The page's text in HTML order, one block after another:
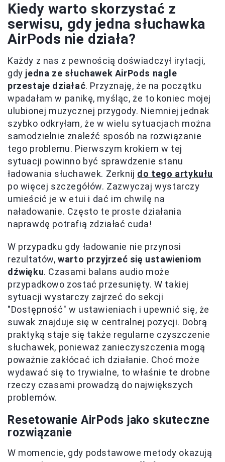
Kiedy warto skorzystać z
serwisu, gdy jedna słuchawka
AirPods nie działa?
Każdy z nas z pewnością doświadczył irytacji,
gdy jedna ze słuchawek AirPods nagle
przestaje działać. Przyznaję, że na początku
wpadałam w panikę, myśląc, że to koniec mojej
ulubionej muzycznej przygody. Niemniej jednak
szybko odkryłam, że w wielu sytuacjach można
samodzielnie znaleźć sposób na rozwiązanie
tego problemu. Pierwszym krokiem w tej
sytuacji powinno być sprawdzenie stanu
ładowania słuchawek. Zerknij do tego artykułu
po więcej szczegółów. Zazwyczaj wystarczy
umieścić je w etui i dać im chwilę na
naładowanie. Często te proste działania
naprawdę potrafią zdziałać cuda!
W przypadku gdy ładowanie nie przynosi
rezultatów,warto przyjrzeć się ustawieniom
dźwięku. Czasami balans audio może
przypadkowo zostać przesunięty. W takiej
sytuacji wystarczy zajrzeć do sekcji
"Dostępność" w ustawieniach i upewnić się, że
suwak znajduje się w centralnej pozycji. Dobrą
praktyką staje się także regularne czyszczenie
słuchawek, ponieważ zanieczyszczenia mogą
poważnie zakłócać ich działanie. Choć może
wydawać się to trywialne, to właśnie te drobne
rzeczy czasami prowadzą do największych
problemów.
Resetowanie AirPods jako skuteczne
rozwiązanie
W momencie, gdy podstawowe metody okazują